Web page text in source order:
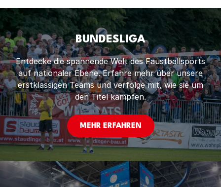
BUNDESLIGA
Entdecke die spannende Welt des Faustballsports
auf nationaler Ebene. Erfahre mehr über unsere
erstklassigen Teams und verfolge mit, wie sie um
den Titel kämpfen.
MEHR ERFAHREN